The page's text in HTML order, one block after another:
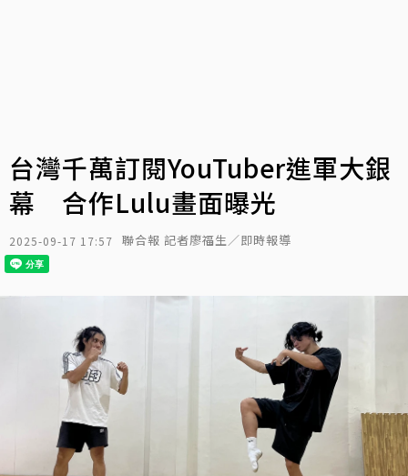
台灣千萬訂閱YouTuber進軍大銀
幕 合作Lulu畫面曝光
2025-09-17 17:57 聯合報 記者廖福生／即時報導